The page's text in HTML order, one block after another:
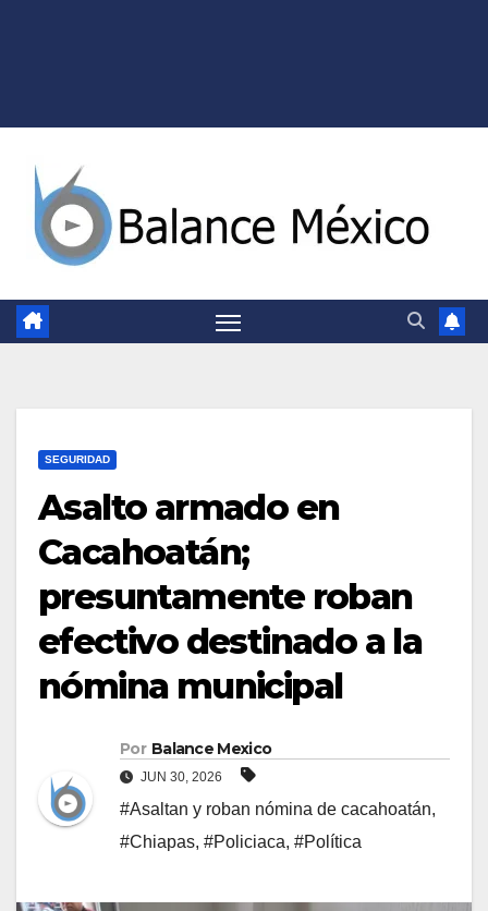
SEGURIDAD
Asalto armado en
Cacahoatán;
presuntamente roban
efectivo destinado a la
nómina municipal
Por Balance Mexico
JUN 30, 2026
#Asaltan y roban nómina de cacahoatán,
#Chiapas, #Policiaca, #Política